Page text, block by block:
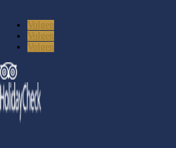
Volgen
Volgen
Volgen